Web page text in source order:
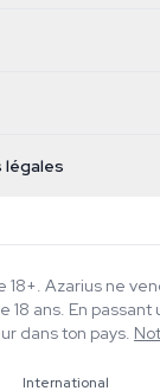
légales
18+. Azarius ne
18 ans. En
dans ton pays.
International